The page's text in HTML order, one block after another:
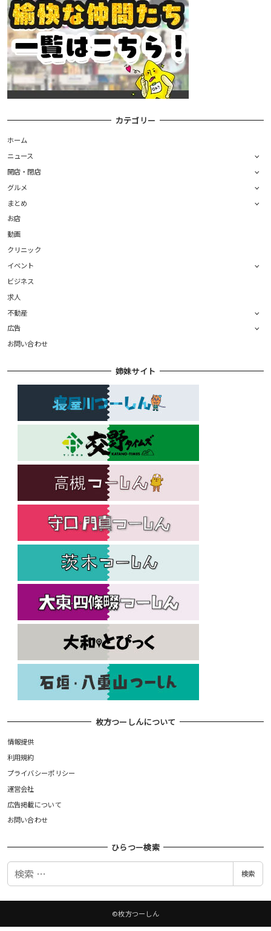
カテゴリー
ホーム
ニュース
開店・閉店
グルメ
まとめ
お店
動画
クリニック
イベント
ビジネス
求人
不動産
広告
お問い合わせ
姉妹サイト
枚方つーしんについて
情報提供
利用規約
プライバシーポリシー
運営会社
広告掲載について
お問い合わせ
ひらつー検索
検
検索
©枚方つーしん